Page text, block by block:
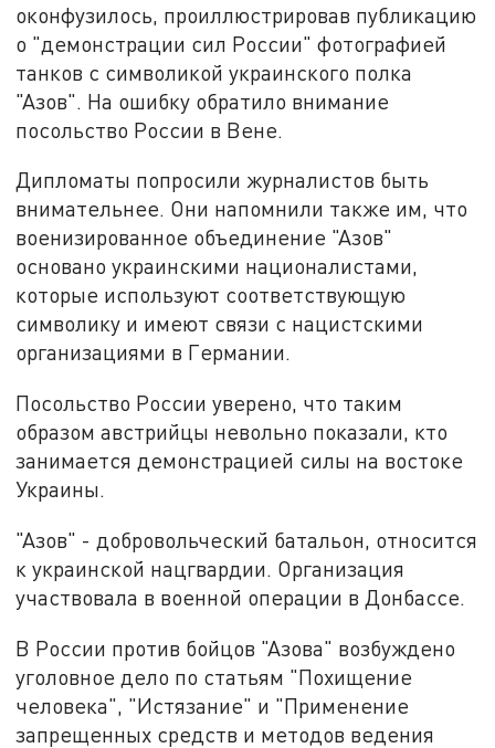
оконфузилось, проиллюстрировав публикацию
о "демонстрации сил России" фотографией
танков с символикой украинского полка
"Азов". На ошибку обратило внимание
посольство России в Вене.
Дипломаты попросили журналистов быть
внимательнее. Они напомнили также им, что
военизированное объединение "Азов"
основано украинскими националистами,
которые используют соответствующую
символику и имеют связи с нацистскими
организациями в Германии.
Посольство России уверено, что таким
образом австрийцы невольно показали, кто
занимается демонстрацией силы на востоке
Украины.
"Азов" - добровольческий батальон, относится
к украинской нацгвардии. Организация
участвовала в военной операции в Донбассе.
В России против бойцов "Азова" возбуждено
уголовное дело по статьям "Похищение
человека", "Истязание" и "Применение
запрещенных средств и методов ведения